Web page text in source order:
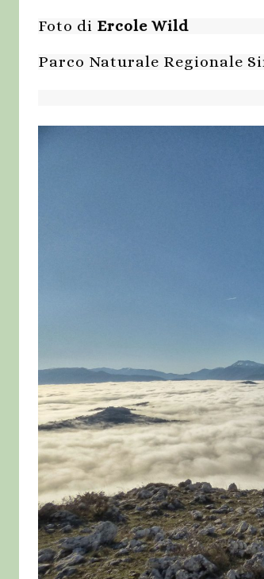
Foto di Ercole Wild
Parco Naturale Regionale